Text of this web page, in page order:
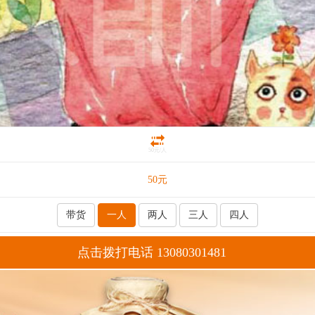
50元/人
50元
带货 一人 两人 三人 四人
点击拨打电话 13080301481